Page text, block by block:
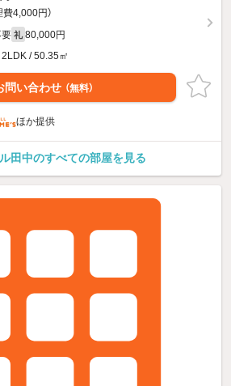
費4,000円）
要 礼 80,000円
/ 50.35㎡
問い合わせ （無料）
ほか提供
田中のすべての部屋を見る